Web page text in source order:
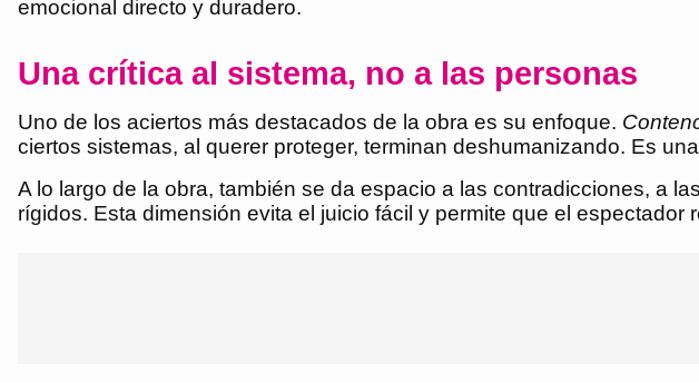
emocional directo y duradero.
Una crítica al sistema, no a las personas
Uno de los aciertos más destacados de la obra es su enfoque.
ciertos sistemas, al querer proteger, terminan deshumanizando. Es
A lo largo de la obra, también se da espacio a las contradicciones, a
rígidos. Esta dimensión evita el juicio fácil y permite que el